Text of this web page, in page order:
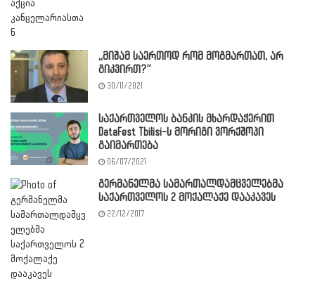
,,მიშამ საერთოდ რომ მოგმართათ, არ
გიკვირთ?”
30/11/2021
საქართველოს ბანკის მხარდაჭერით
DataFest Tbilisi-ს მორიგი ვორქშოპი
გაიმართება
06/07/2021
გერმანელმა სამართალდამცველებმა
საქართველოს 2 მოქალაქე დააკავეს
22/12/2017